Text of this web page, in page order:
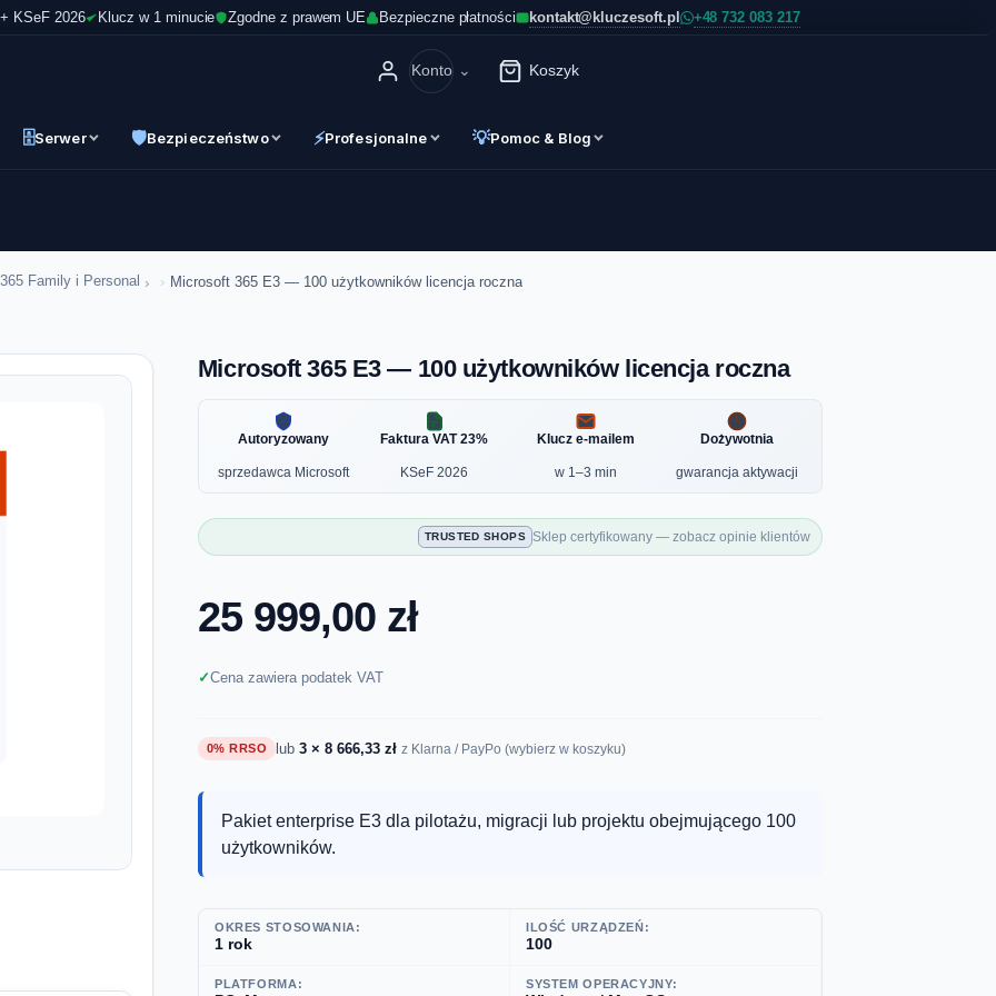
KSeF 2026 Klucz w 1 minucie Zgodne z prawem UE Bezpieczne płatności kontakt@kluczesoft.pl
Konto Koszyk
🗄Serwer 🛡Bezpieczeństwo ⚡Profesjonalne 💡Pomoc & Blog
Family i Personal › Microsoft 365 E3 — 100 użytkowników licencja roczna
Microsoft 365 E3 — 100 użytkowników licencja roczna
25 999,00 zł
Cena zawiera podatek VAT
0% RRSO lub 3 × 8 666,33 zł z Klarna / PayPo (wybierz w koszyku)
Autoryzowany
sprzedawca Microsoft
Faktura VAT 23%
KSeF 2026
Klucz e-mailem
w 1–3 min
Dożywotnia
gwarancja aktywacji
TRUSTED SHOPS Sklep certyfikowany — zobacz opinie klientów
OKRES STOSOWANIA:
1 rok
ILOŚĆ URZĄDZEŃ:
100
PLATFORMA: SYSTEM OPERACYJNY:
Pakiet enterprise E3 dla pilotażu, migracji lub projektu obejmującego 100
użytkowników.